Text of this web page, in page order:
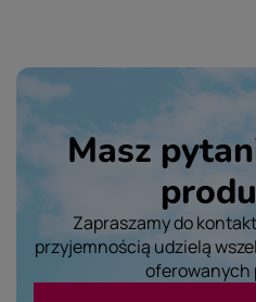
Masz
Zapraszamy do
przyjemnością udzielą
oferowanych